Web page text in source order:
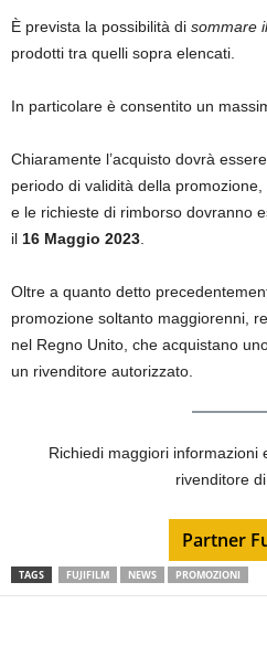
È prevista la possibilità di sommare
prodotti tra quelli sopra elencati.
In particolare è consentito un
Chiaramente l’acquisto dovrà
periodo di validità della
e le richieste di rimborso dovranno
il 16 Maggio 2023.
Oltre a quanto detto
promozione soltanto maggiorenni,
nel Regno Unito, che acquistano
un rivenditore autorizzato.
Richiedi maggiori informazioni
rivenditore
Partner
TAGS FUJIFILM NEWS PROMOZIONI